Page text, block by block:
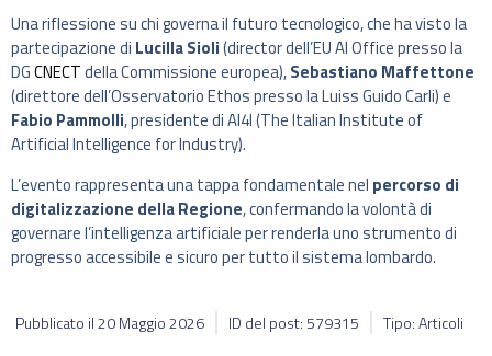
Una riflessione su chi governa il futuro tecnologico, che ha visto la
partecipazione di Lucilla Sioli(director dell’EU AI Office presso la
DGCNECTdella Commissione europea),Sebastiano Maffettone
(direttore dell’Osservatorio Ethos presso la Luiss Guido Carli) e
Fabio Pammolli, presidente di AI4I (The Italian Institute of
Artificial Intelligence for Industry).
L’evento rappresenta una tappa fondamentale nel percorso di
digitalizzazione della Regione, confermando la volontà di
governare l’intelligenza artificiale per renderla uno strumento di
progresso accessibile e sicuro per tutto il sistema lombardo.
Pubblicato il20 Maggio 2026 ID del post: 579315 Tipo: Articoli